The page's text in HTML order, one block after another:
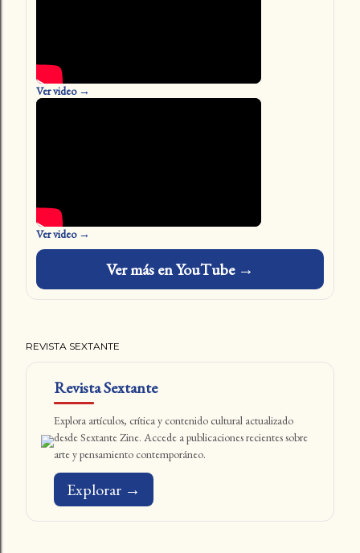
Ver video →
Ver video →
Ver más en YouTube →
REVISTA SEXTANTE
Revista Sextante
Explora artículos, crítica y contenido cultural actualizado
desde Sextante Zine. Accede a publicaciones recientes sobre
arte y pensamiento contemporáneo.
Explorar →